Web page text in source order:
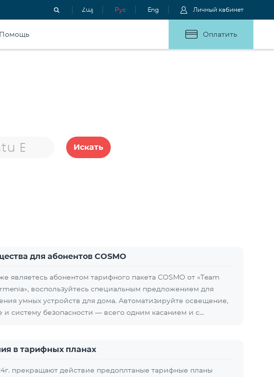
Հայ Рус Eng Личный кабинет
Помощь Оплатить
Искать
для абонентов COSMO
являетесь абонентом тарифного пакета COSMO от «Team
воспользуйтесь специальным предложением для
умных устройств для дома. Автоматизируйте освещение,
и систему безопасности — всего одним касанием и с…
в тарифных планах
прекращают действие предоплтаные тарифные планы